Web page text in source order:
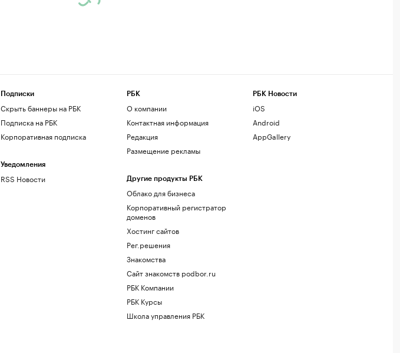
Подписки
Скрыть баннеры на РБК
Подписка на РБК
Корпоративная подписка
Уведомления
RSS Новости
РБК
О компании
Контактная информация
Редакция
Размещение рекламы
Другие продукты РБК
Облако для бизнеса
Корпоративный регистратор
доменов
Хостинг сайтов
Рег.решения
Знакомства
Сайт знакомств podbor.ru
РБК Компании
РБК Курсы
Школа управления РБК
РБК Новости
iOS
Android
AppGallery